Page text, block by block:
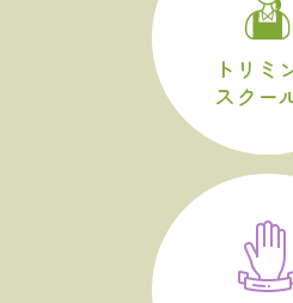
トリミ
スクー